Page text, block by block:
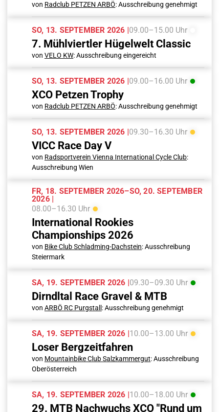
von Radclub PETZEN ARBÖ: Ausschreibung genehmigt
SO, 13. SEPTEMBER 2026 | 09.00–15.00 Uhr
7. Mühlviertler Hügelwelt Classic
von VELO KW: Ausschreibung eingereicht
SO, 13. SEPTEMBER 2026 | 09.00–16.00 Uhr
XCO Petzen Trophy
von Radclub PETZEN ARBÖ: Ausschreibung genehmigt
SO, 13. SEPTEMBER 2026 | 09.30–16.30 Uhr
VICC Race Day V
von Radsportverein Vienna International Cycle Club:
Ausschreibung Wien
FR, 18. SEPTEMBER 2026–SO, 20. SEPTEMBER
2026 |
08.00–16.30 Uhr
International Rookies
Championships 2026
von Bike Club Schladming-Dachstein: Ausschreibung
Steiermark
SA, 19. SEPTEMBER 2026 | 09.30–09.30 Uhr
Dirndltal Race Gravel & MTB
von ARBÖ RC Purgstall : Ausschreibung genehmigt
SA, 19. SEPTEMBER 2026 | 10.00–13.00 Uhr
Loser Bergzeitfahren
von Mountainbike Club Salzkammergut: Ausschreibung
Oberösterreich
SA, 19. SEPTEMBER 2026 | 10.00–18.00 Uhr
29. MTB Nachwuchs XCO "Rund um